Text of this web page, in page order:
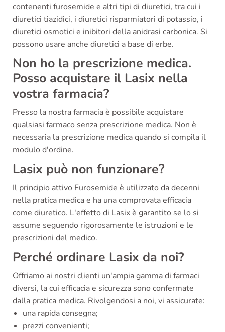
contenenti furosemide e altri tipi di diuretici, tra cui i
diuretici tiazidici, i diuretici risparmiatori di potassio, i
diuretici osmotici e inibitori della anidrasi carbonica. Si
possono usare anche diuretici a base di erbe.
Non ho la prescrizione medica.
Posso acquistare il Lasix nella
vostra farmacia?
Presso la nostra farmacia è possibile acquistare
qualsiasi farmaco senza prescrizione medica. Non è
necessaria la prescrizione medica quando si compila il
modulo d'ordine.
Lasix può non funzionare?
Il principio attivo Furosemide è utilizzato da decenni
nella pratica medica e ha una comprovata efficacia
come diuretico. L'effetto di Lasix è garantito se lo si
assume seguendo rigorosamente le istruzioni e le
prescrizioni del medico.
Perché ordinare Lasix da noi?
Offriamo ai nostri clienti un'ampia gamma di farmaci
diversi, la cui efficacia e sicurezza sono confermate
dalla pratica medica. Rivolgendosi a noi, vi assicurate:
una rapida consegna;
prezzi convenienti;